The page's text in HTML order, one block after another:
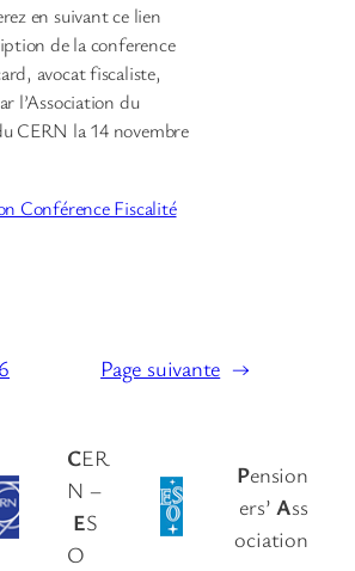
en suivant ce lien
de la conference
avocat fiscaliste,
l’Association du
CERN la 14 novembre
Conférence Fiscalité
6 Page suivante →
CER
N –
ES
O
Pension
ers’ Ass
ociation